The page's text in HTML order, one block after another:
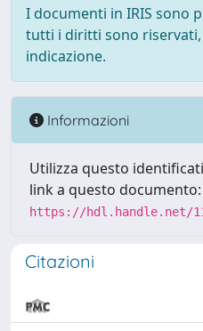
I documenti in IRIS sono
tutti i diritti sono riservati,
indicazione.
Informazioni
Utilizza questo
link a questo documento:
https://hdl.handle.net/
Citazioni